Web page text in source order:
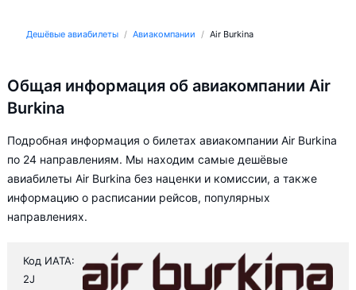
Дешёвые авиабилеты Авиакомпании Air Burkina
Общая информация об авиакомпании Air
Burkina
Подробная информация о билетах авиакомпании Air Burkina
по 24 направлениям. Мы находим самые дешёвые
авиабилеты Air Burkina без наценки и комиссии, а также
информацию о расписании рейсов, популярных
направлениях.
Код ИАТА:
2J